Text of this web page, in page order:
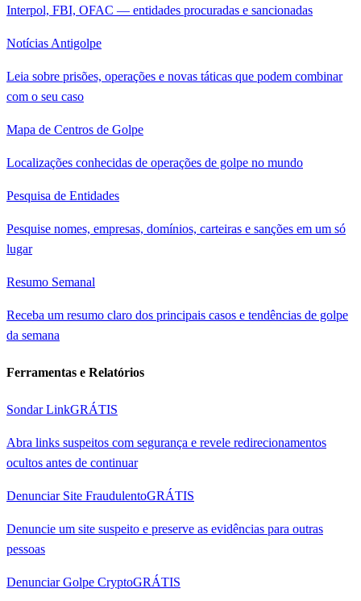
Interpol, FBI, OFAC — entidades procuradas e sancionadas
Notícias Antigolpe
Leia sobre prisões, operações e novas táticas que podem combinar
com o seu caso
Mapa de Centros de Golpe
Localizações conhecidas de operações de golpe no mundo
Pesquisa de Entidades
Pesquise nomes, empresas, domínios, carteiras e sanções em um só
lugar
Resumo Semanal
Receba um resumo claro dos principais casos e tendências de golpe
da semana
Ferramentas e Relatórios
Sondar LinkGRÁTIS
Abra links suspeitos com segurança e revele redirecionamentos
ocultos antes de continuar
Denunciar Site FraudulentoGRÁTIS
Denuncie um site suspeito e preserve as evidências para outras
pessoas
Denunciar Golpe CryptoGRÁTIS